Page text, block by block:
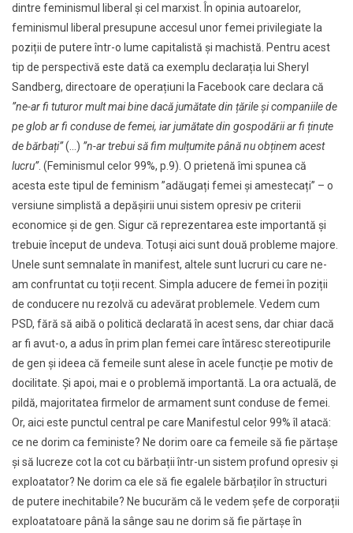
dintre feminismul liberal și cel marxist. În opinia autoarelor,
feminismul liberal presupune accesul unor femei privilegiate la
poziții de putere într-o lume capitalistă și machistă. Pentru acest
tip de perspectivă este dată ca exemplu declarația lui Sheryl
Sandberg, directoare de operațiuni la Facebook care declara că
”ne-ar fi tuturor mult mai bine dacă jumătate din țările și companiile de
pe glob ar fi conduse de femei, iar jumătate din gospodării ar fi ținute
de bărbați”(…) ”n-ar trebui să fim mulțumite până nu obținem acest
lucru”. (Feminismul celor 99%, p.9). O prietenă îmi spunea că
acesta este tipul de feminism ”adăugați femei și amestecați” – o
versiune simplistă a depășirii unui sistem opresiv pe criterii
economice și de gen. Sigur că reprezentarea este importantă și
trebuie început de undeva. Totuși aici sunt două probleme majore.
Unele sunt semnalate în manifest, altele sunt lucruri cu care ne-
am confruntat cu toții recent. Simpla aducere de femei în poziții
de conducere nu rezolvă cu adevărat problemele. Vedem cum
PSD, fără să aibă o politică declarată în acest sens, dar chiar dacă
ar fi avut-o, a adus în prim plan femei care întăresc stereotipurile
de gen și ideea că femeile sunt alese în acele funcție pe motiv de
docilitate. Și apoi, mai e o problemă importantă. La ora actuală, de
pildă, majoritatea firmelor de armament sunt conduse de femei.
Or, aici este punctul central pe care Manifestul celor 99% îl atacă:
ce ne dorim ca feministe? Ne dorim oare ca femeile să fie părtașe
și să lucreze cot la cot cu bărbații într-un sistem profund opresiv și
exploatator? Ne dorim ca ele să fie egalele bărbaților în structuri
de putere inechitabile? Ne bucurăm că le vedem șefe de corporații
exploatatoare până la sânge sau ne dorim să fie părtașe în